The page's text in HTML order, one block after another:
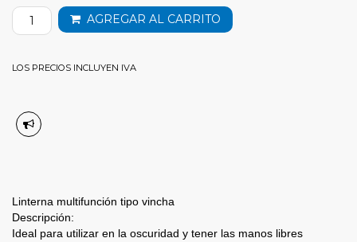
AGREGAR AL CARRITO
LOS PRECIOS INCLUYEN IVA
Linterna multifunción tipo vincha
Descripción:
Ideal para utilizar en la oscuridad y tener las manos libres